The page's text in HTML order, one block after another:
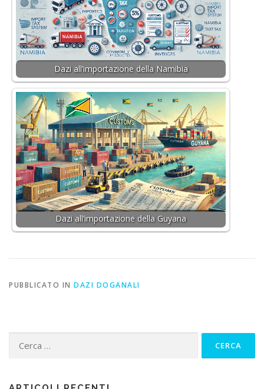
Dazi all’importazione della Namibia
Dazi all’importazione della Guyana
PUBBLICATO IN DAZI DOGANALI
Ricerca